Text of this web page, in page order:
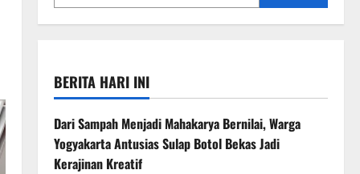
BERITA HARI INI
Dari Sampah Menjadi Mahakarya Bernilai, Warga
Yogyakarta Antusias Sulap Botol Bekas Jadi
Kerajinan Kreatif